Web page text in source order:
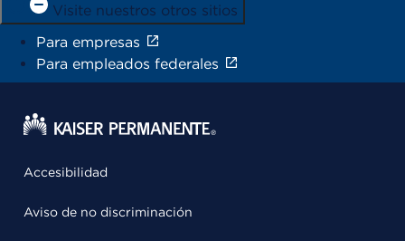
Visite nuestros otros sitios
Para empresas
Para empleados federales
Accesibilidad
Aviso de no discriminación